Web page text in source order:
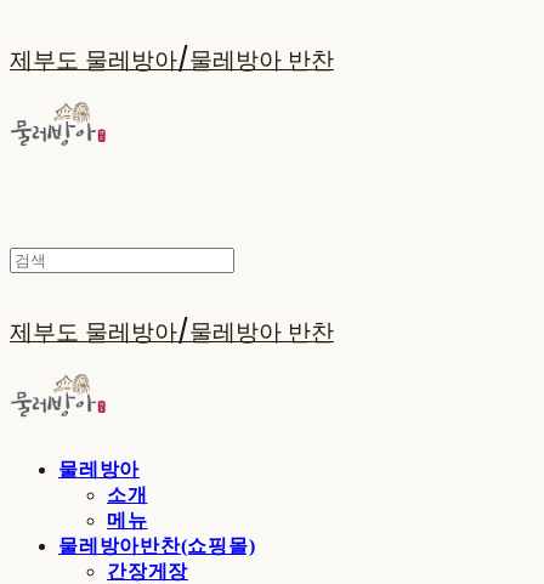
제부도 물레방아/물레방아 반찬
제부도 물레방아/물레방아 반찬
물레방아
소개
메뉴
물레방아반찬(쇼핑몰)
간장게장